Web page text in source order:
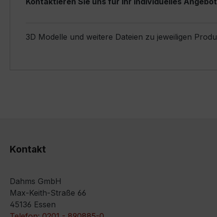
3D Modelle und weitere Dateien zu jeweiligen
Kontakt
Dahms GmbH
Max-Keith-Straße 66
45136 Essen